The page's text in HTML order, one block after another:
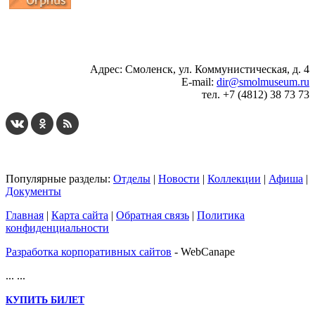
Адрес: Смоленск, ул. Коммунистическая, д. 4
E-mail: dir@smolmuseum.ru
тел. +7 (4812) 38 73 73
Популярные разделы: Отделы | Новости | Коллекции | Афиша |
Документы
Главная | Карта сайта | Обратная связь | Политика
конфиденциальности
Разработка корпоративных сайтов - WebCanape
... ...
КУПИТЬ БИЛЕТ